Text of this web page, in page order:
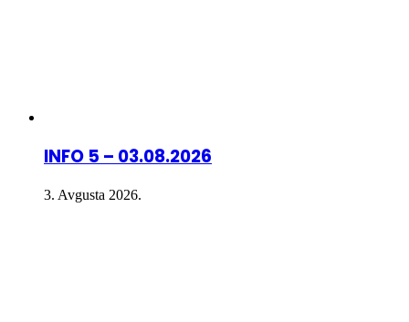
INFO 5 – 03.08.2026
3. Avgusta 2026.